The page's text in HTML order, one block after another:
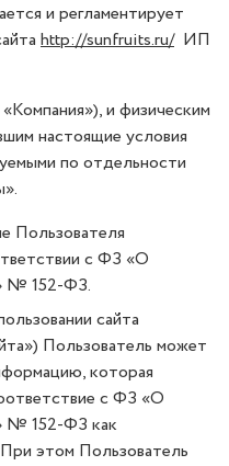
и регламентирует
http://sunfruits.ru/ИП
и физическим
настоящие условия
по отдельности
Пользователя
с ФЗ «О
№ 152-ФЗ.
сайта
Пользователь может
которая
с ФЗ «О
№ 152-ФЗ как
этом Пользователь